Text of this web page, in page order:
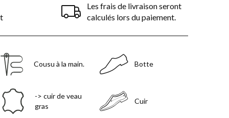
Les frais de livraison seront
calculés lors du paiement.
Cousu à la main. Botte
-> cuir de veau
gras
Cuir